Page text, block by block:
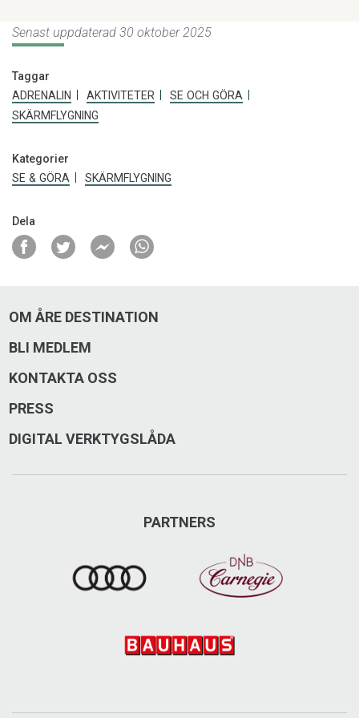
Tandemflyg och skärmflygkurser året runt. Följ med
en av Skysports instruktörer och flyg från Åreskutan.
Årevägen 173 b, Åre
skysport.se
Besök på Facebook
Besök på Instagram
Adventure Store Åre
Senast uppdaterad 30 oktober 2025
Taggar
ADRENALIN
AKTIVITETER
SE OCH GÖRA
SKÄRMFLYGNING
Kategorier
SE & GÖRA
SKÄRMFLYGNING
Dela
OM ÅRE DESTINATION
BLI MEDLEM
KONTAKTA OSS
PRESS
DIGITAL VERKTYGSLÅDA
PARTNERS